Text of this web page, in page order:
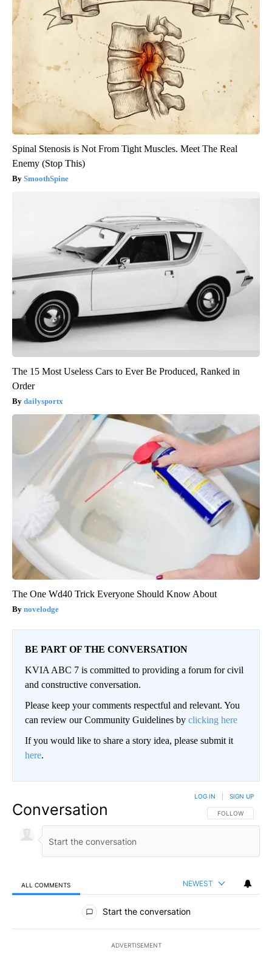
Spinal Stenosis is Not From Tight Muscles. Meet The Real
Enemy (Stop This)
SmoothSpine
The 15 Most Useless Cars to Ever Be Produced, Ranked in
Order
dailysportx
The One Wd40 Trick Everyone Should Know About
novelodge
BE PART OF THE CONVERSATION
KVIA ABC 7 is committed to providing a forum for civil
and constructive conversation.
Please keep your comments respectful and relevant. You
can review our Community Guidelines by clicking here
If you would like to share a story idea, please submit it
here.
Conversation FOLLOW THIS
FOLLOW
LOG IN SIGN UP
ALL COMMENTS NEWEST
All Comments
Start the conversation
ADVERTISEMENT